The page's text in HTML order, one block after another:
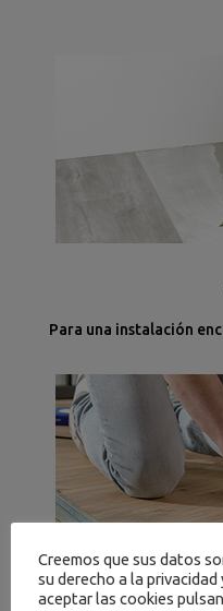
Para una instalación
Creemos que sus datos
su derecho a la
aceptar las cookies